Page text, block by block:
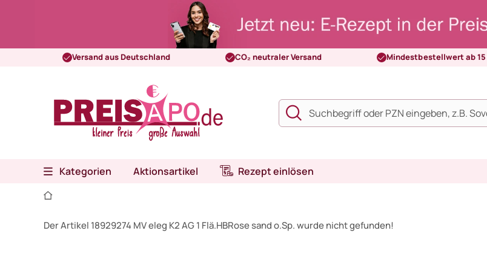
Versand aus Deutschland CO₂ neutraler Versand Mindestbestellwert ab
Kategorien Aktionsartikel Rezept einlösen
Der Artikel 18929274 MV eleg K2 AG 1 Flä.HBRose sand o.Sp. wurde nicht gefunden!